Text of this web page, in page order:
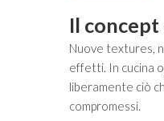
Il
Nuove textures,
effetti. In cucina
liberamente ciò
compromessi.